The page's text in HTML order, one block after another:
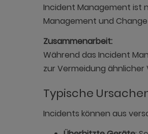
Incident Management ist
Management und
Zusammenarbeit:
Während das Incident
zur Vermeidung ähnlicher
Typische
Incidents können aus